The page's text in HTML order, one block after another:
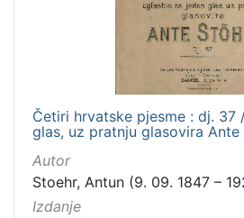
Četiri hrvatske pjesme : dj. 37
glas, uz pratnju glasovira Ante
Autor
Stoehr, Antun (9. 09. 1847 –
Izdanje